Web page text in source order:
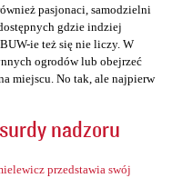
pasjonaci, samodzielni
gdzie indziej
ie też się nie liczy. W
ogrodów lub obejrzeć
miejscu. No tak, ale najpierw
nadzoru
przedstawia swój